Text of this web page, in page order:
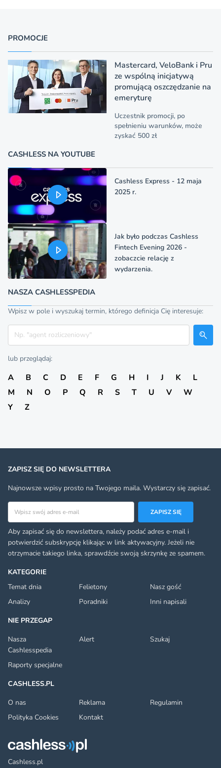
PROMOCJE
Mastercard, VeloBank i Pru
ze wspólną inicjatywą
promującą oszczędzanie na
emeryturę
Uczestnik promocji, po
spełnieniu warunków, może
zyskać 500 zł
CASHLESS NA YOUTUBE
Cashless Express - 12 maja
2025 r.
Jak było podczas Cashless
Fintech Evening 2026 -
zobaczcie relację z
wydarzenia.
NASZA CASHLESSPEDIA
Wpisz w pole i wyszukaj termin, którego definicja Cię interesuje:
Szukaj
lub przeglądaj:
A B C D E F G H I J K
L
M
N O P Q R S T U V
W
Y
Z
Cashless.pl
KATEGORIE
Temat dnia
Felietony
Nasz gość
Analizy
Poradniki
Inni napisali
NIE PRZEGAP
Nasza
Cashlesspedia
Alert Szukaj
Raporty specjalne
CASHLESS.PL
O nas
Reklama
Regulamin
Polityka Cookies
Kontakt
ZAPISZ SIĘ DO NEWSLETTERA
Najnowsze wpisy prosto na Twojego maila. Wystarczy się zapisać.
Adres email
ZAPISZ SIĘ
Aby zapisać się do newslettera, należy podać adres e-mail i
potwierdzić subskrypcję klikając w link aktywacyjny. Jeżeli nie
otrzymacie takiego linka, sprawdźcie swoją skrzynkę ze spamem.